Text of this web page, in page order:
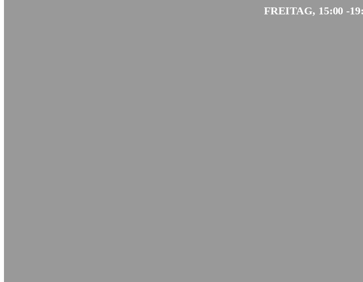
FREITAG, 15:00 -